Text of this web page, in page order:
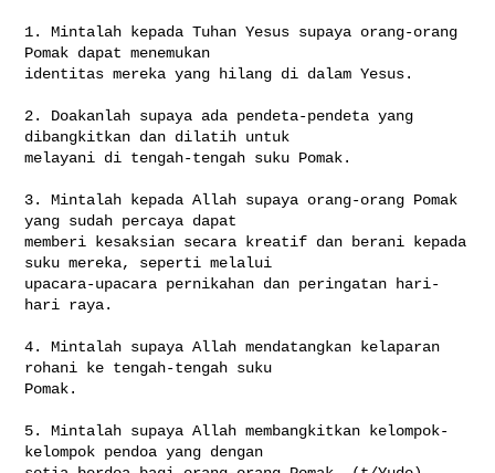
1. Mintalah kepada Tuhan Yesus supaya orang-orang
Pomak dapat menemukan
identitas mereka yang hilang di dalam Yesus.
2. Doakanlah supaya ada pendeta-pendeta yang
dibangkitkan dan dilatih untuk
melayani di tengah-tengah suku Pomak.
3. Mintalah kepada Allah supaya orang-orang Pomak
yang sudah percaya dapat
memberi kesaksian secara kreatif dan berani kepada
suku mereka, seperti melalui
upacara-upacara pernikahan dan peringatan hari-
hari raya.
4. Mintalah supaya Allah mendatangkan kelaparan
rohani ke tengah-tengah suku
Pomak.
5. Mintalah supaya Allah membangkitkan kelompok-
kelompok pendoa yang dengan